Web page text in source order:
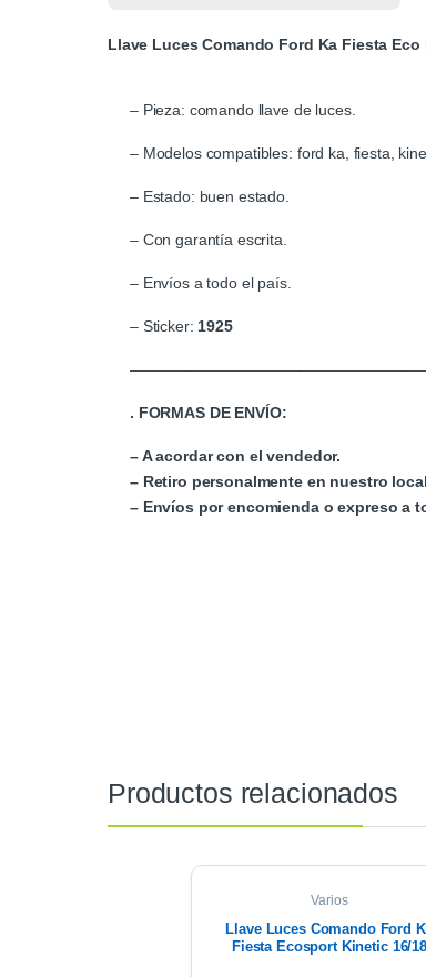
Llave Luces Comando Ford Ka Fiesta Eco
– Pieza: comando llave de luces.
– Modelos compatibles: ford ka, fiesta,
– Estado: buen estado.
– Con garantía escrita.
– Envíos a todo el país.
– Sticker: 1925
. FORMAS DE ENVÍO:
– A acordar con el vendedor.
– Retiro personalmente en nuestro
– Envíos por encomienda o expreso a
Productos relacionados
Varios
Llave Luces Comando Ford
Fiesta Ecosport Kinetic 16/18